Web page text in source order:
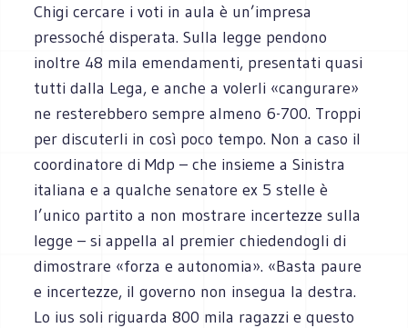
Chigi cercare i voti in aula è un’impresa
pressoché disperata. Sulla legge pendono
inoltre 48 mila emendamenti, presentati quasi
tutti dalla Lega, e anche a volerli «cangurare»
ne resterebbero sempre almeno 6-700. Troppi
per discuterli in così poco tempo. Non a caso il
coordinatore di Mdp – che insieme a Sinistra
italiana e a qualche senatore ex 5 stelle è
l’unico partito a non mostrare incertezze sulla
legge – si appella al premier chiedendogli di
dimostrare «forza e autonomia». «Basta paure
e incertezze, il governo non insegua la destra.
Lo ius soli riguarda 800 mila ragazzi e questo